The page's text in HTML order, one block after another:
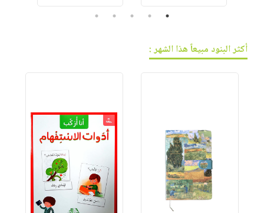
1
2
3
4
5
أكثر البنود مبيعاً هذا الشهر :